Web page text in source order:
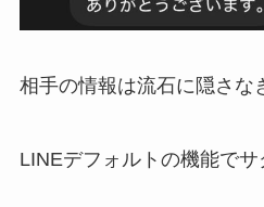
相手の情報は流石に隠さな
LINEデフォルトの機能でサ